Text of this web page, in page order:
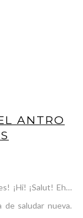
ANTRO
¡Hi! ¡Salut! Eh…
de saludar nueva.